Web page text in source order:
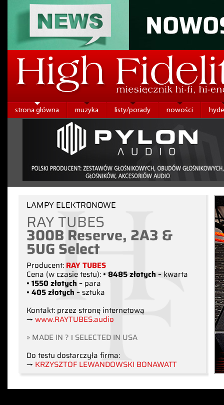
strona główna muzyka listy/porady nowości
LAMPY ELEKTRONOWE
RAY TUBES
300B Reserve, 2A3 &
5UG Select
Producent: RAY TUBES
Cena (w czasie testu): • 8485 złotych – kwarta
• 1550 złotych – para
• 405 złotych – sztuka
Kontakt: przez stronę internetową
→ www.RAYTUBES.audio
» MADE IN ? ‖ SELECTED IN USA
Do testu dostarczyła firma:
→ KRZYSZTOF LEWANDOWSKI BONAWATT